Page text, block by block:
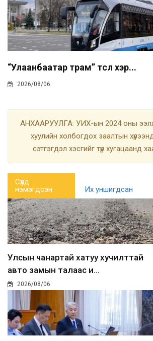
“Улаанбаатар трам” төсөл хэр...
2026/08/06
АНХААРУУЛГА: УИХ-ын 2024 оны
хуулийн холбогдох заалтын
сэтгэгдэл хэсгийг түр хугацаанд
Сүүлд
нэмэгдсэн
Их уншигдсан
Улсын чанартай хатуу хучилттай
авто замын талаас и...
2026/08/06